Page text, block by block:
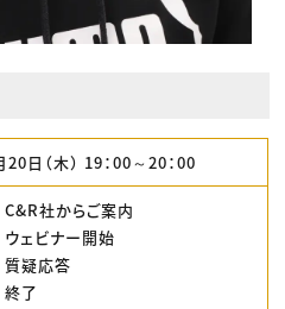
日（木） 19：00～20：00
社からご案内
ェビナー開始
疑応答
了